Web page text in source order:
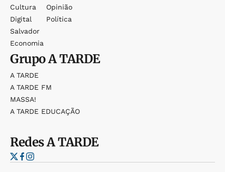
Cultura
Digital
Salvador
Economia
Opinião
Política
GrupoA TARDE
A TARDE
A TARDE FM
MASSA!
A TARDE EDUCAÇÃO
RedesA TARDE